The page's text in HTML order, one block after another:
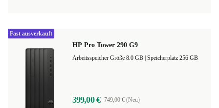
HP Pro Tower 290 G9
Speicherplatz 256 GB
399,00 € 749,00 € (Neu)
Fast ausverkauft